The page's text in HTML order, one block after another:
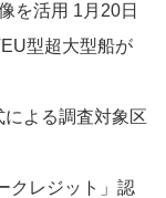
を活用 ​​1月20日
型超大型船が
による調査対象区
クレジット」認